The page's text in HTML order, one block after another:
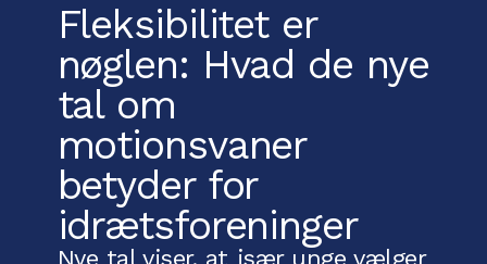
Fleksibilitet er
nøglen: Hvad de nye
tal om
motionsvaner
betyder for
idrætsforeninger
Nye tal viser, at især unge vælger